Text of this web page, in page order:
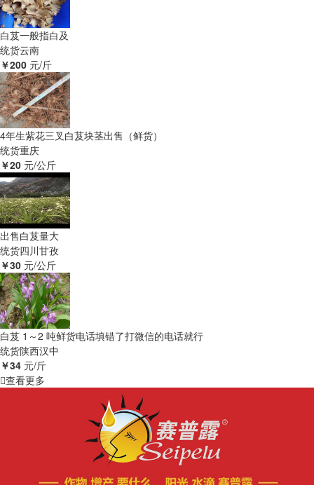
白芨一般指白及
统货云南
￥200 元/斤
4年生紫花三叉白芨块茎出售（鲜货）
统货重庆
￥20 元/公斤
出售白芨量大
统货四川甘孜
￥30 元/公斤
白芨 1～2 吨鲜货电话填错了打微信的电话就行
统货陕西汉中
￥34 元/斤
查看更多